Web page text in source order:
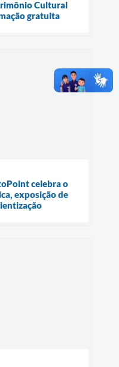
Cultural
gratuita
celebra o
exposição de